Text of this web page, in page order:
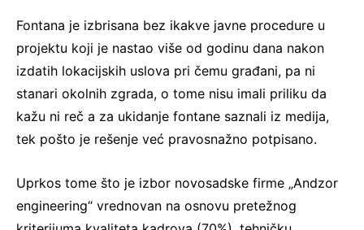
Fontana je izbrisana bez ikakve javne procedure u
projektu koji je nastao više od godinu dana nakon
izdatih lokacijskih uslova pri čemu građani, pa ni
stanari okolnih zgrada, o tome nisu imali priliku da
kažu ni reč a za ukidanje fontane saznali iz medija,
tek pošto je rešenje već pravosnažno potpisano.
Uprkos tome što je izbor novosadske firme „Andzor
engineering“ vrednovan na osnovu pretežnog